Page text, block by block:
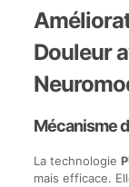
Douleur
Mécanisme
La technologie
mais efficace.